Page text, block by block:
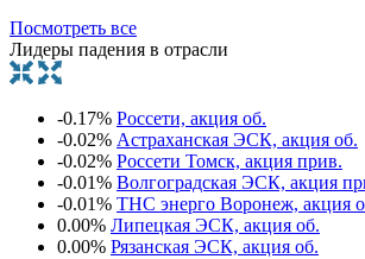
Посмотреть все
Лидеры падения в отрасли
-0.17% Россети, акция об.
-0.02% Астраханская ЭСК, акция об.
-0.02% Россети Томск, акция прив.
-0.01% Волгоградская ЭСК, акция
-0.01% ТНС энерго Воронеж, акция
0.00% Липецкая ЭСК, акция об.
0.00% Рязанская ЭСК, акция об.